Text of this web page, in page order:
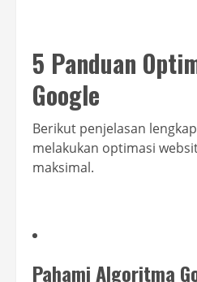
5 Panduan
Google
Berikut penjelasan
melakukan optimasi
maksimal.
Pahami Algoritma